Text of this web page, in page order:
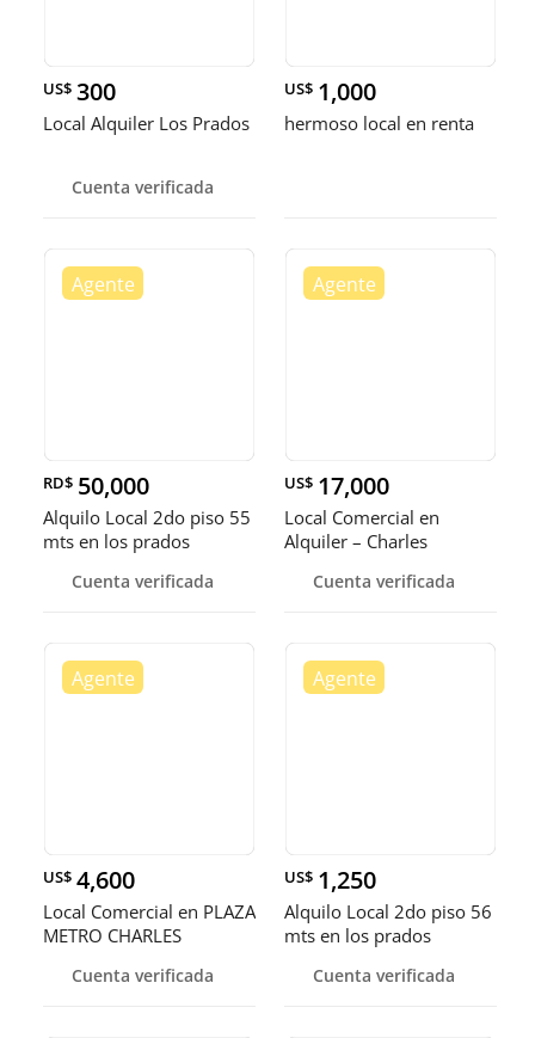
US$ 300
Local Alquiler Los Prados
Cuenta verificada
US$ 1,000
hermoso local en renta
RD$ 50,000
Alquilo Local 2do piso 55
mts en los prados
Cuenta verificada
US$ 17,000
Local Comercial en
Alquiler – Charles
Cuenta verificada
US$ 4,600
Local Comercial en PLAZA
METRO CHARLES
Cuenta verificada
US$ 1,250
Alquilo Local 2do piso 56
mts en los prados
Cuenta verificada